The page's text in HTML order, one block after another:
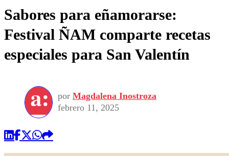
Sabores para eñamorarse:
Festival ÑAM comparte recetas
especiales para San Valentín
por Magdalena Inostroza
febrero 11, 2025